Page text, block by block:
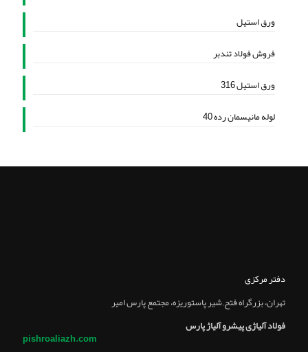
ورق استیل
فروش فولاد تندبر
ورق استیل 316
لوله مانیسمان رده 40
دفتر مرکزی
تهران، بزرگراه فتح, شير پاستوريزه، مجتمع پارس امير
فولاد آلیاژی پیشرو آلیاژ پارس
pishroaliazh.com